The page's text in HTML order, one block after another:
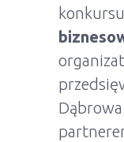
konkursu